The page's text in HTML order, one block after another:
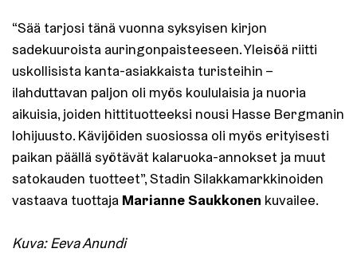
“Sää tarjosi tänä vuonna syksyisen kirjon
sadekuuroista auringonpaisteeseen. Yleisöä riitti
uskollisista kanta-asiakkaista turisteihin –
ilahduttavan paljon oli myös koululaisia ja nuoria
aikuisia, joiden hittituotteeksi nousi Hasse Bergmanin
lohijuusto. Kävijöiden suosiossa oli myös erityisesti
paikan päällä syötävät kalaruoka-annokset ja muut
satokauden tuotteet”, Stadin Silakkamarkkinoiden
vastaava tuottaja Marianne Saukkonen kuvailee.
Kuva: Eeva Anundi